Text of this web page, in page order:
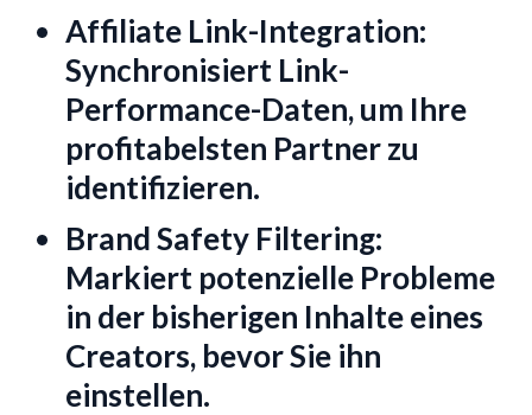
Affiliate Link-Integration:
Synchronisiert Link-
Performance-Daten, um Ihre
profitabelsten Partner zu
identifizieren.
Brand Safety Filtering:
Markiert potenzielle Probleme
in der bisherigen Inhalte eines
Creators, bevor Sie ihn
einstellen.